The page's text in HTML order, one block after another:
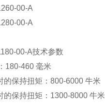
00-A
00-A
00-A技术参数
180-460 毫米
的保持扭矩：800-6000 牛米
的保持扭矩：1300-8000 牛米